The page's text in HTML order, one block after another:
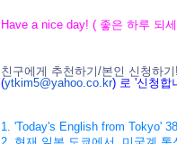
Have a nice day! ( 좋은 하루 되
친구에게 추천하기/본인 신청하기!
(ytkim5@yahoo.co.kr) 로 '신청합
1. 'Today's English from Tokyo'